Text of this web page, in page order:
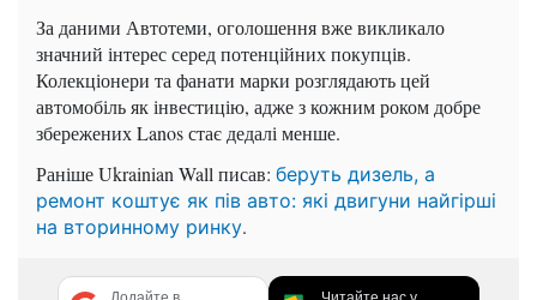
За даними Автотеми, оголошення вже викликало
значний інтерес серед потенційних покупців.
Колекціонери та фанати марки розглядають цей
автомобіль як інвестицію, адже з кожним роком добре
збережених Lanos стає дедалі менше.
Раніше Ukrainian Wall писав: беруть дизель, а
ремонт коштує як пів авто: які двигуни найгірші
на вторинному ринку.